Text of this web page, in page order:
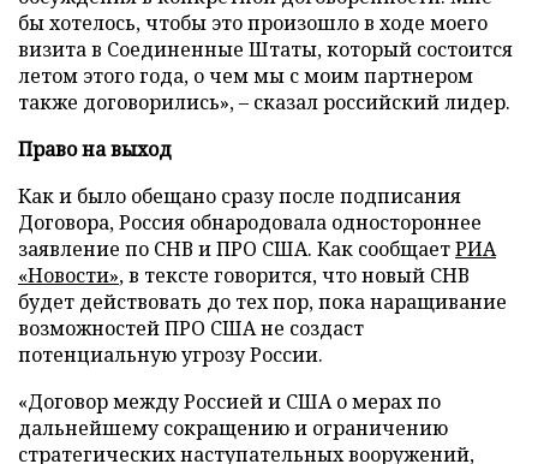
бы хотелось, чтобы это произошло в ходе моего
визита в Соединенные Штаты, который состоится
летом этого года, о чем мы с моим партнером
также договорились», – сказал российский лидер.
Право на выход
Как и было обещано сразу после подписания
Договора, Россия обнародовала одностороннее
заявление по СНВ и ПРО США. Как сообщаетРИА
«Новости», в тексте говорится, что новый СНВ
будет действовать до тех пор, пока наращивание
возможностей ПРО США не создаст
потенциальную угрозу России.
«Договор между Россией и США о мерах по
дальнейшему сокращению и ограничению
стратегических наступательных вооружений,